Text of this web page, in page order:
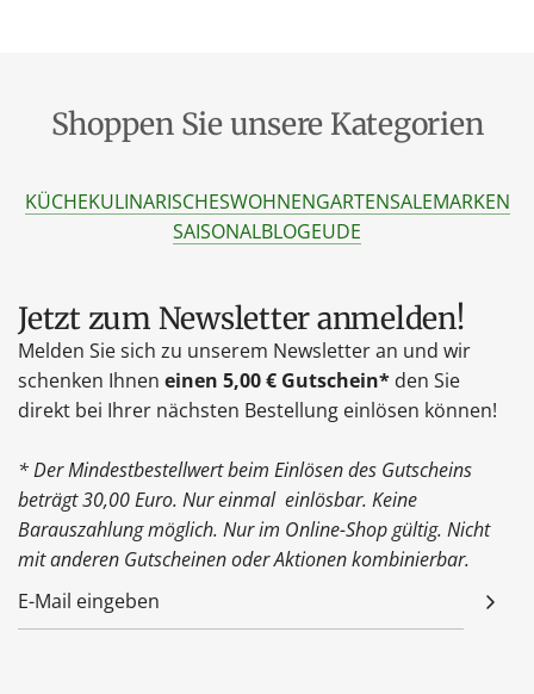
Shoppen Sie unsere Kategorien
KÜCHEKULINARISCHESWOHNENGARTENSALEMARKEN
SAISONALBLOGEUDE
Jetzt zum Newsletter anmelden!
Melden Sie sich zu unserem Newsletter an und wir
schenken Ihnen einen 5,00 € Gutschein* den Sie
direkt bei Ihrer nächsten Bestellung einlösen können!
* Der Mindestbestellwert beim Einlösen des Gutscheins
beträgt 30,00 Euro. Nur einmal einlösbar. Keine
Barauszahlung möglich. Nur im Online-Shop gültig. Nicht
mit anderen Gutscheinen oder Aktionen kombinierbar.